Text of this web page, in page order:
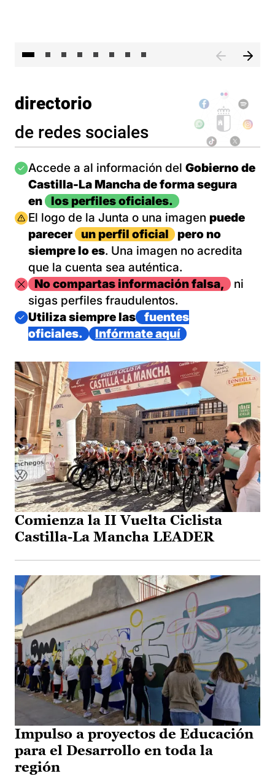
directorio
de redes sociales
Imagen
Accede a al información del Gobierno de
Castilla-La Mancha de forma segura
en
los perfiles oficiales.
Imagen
El logo de la Junta o una imagen puede
parecer
un perfil oficial
pero no
siempre lo es. Una imagen no acredita
que la cuenta sea auténtica.
ImagenNo compartas información falsa,
ni
sigas perfiles fraudulentos.
Imagen
Utiliza siempre las
fuentes
oficiales.
Infórmate aquí
Comienza la II Vuelta Ciclista
Castilla-La Mancha LEADER
Impulso a proyectos de Educación
para el Desarrollo en toda la
región